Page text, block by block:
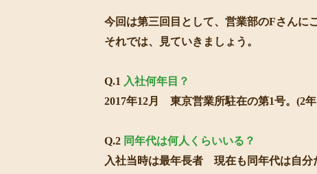
今回は第三回目として、営業部のFさんに
それでは、見ていきましょう。
Q.1 入社何年目？
2017年12月 東京営業所駐在の第1号。(2
Q.2 同年代は何人くらいいる？
入社当時は最年長者 現在も同年代は自分